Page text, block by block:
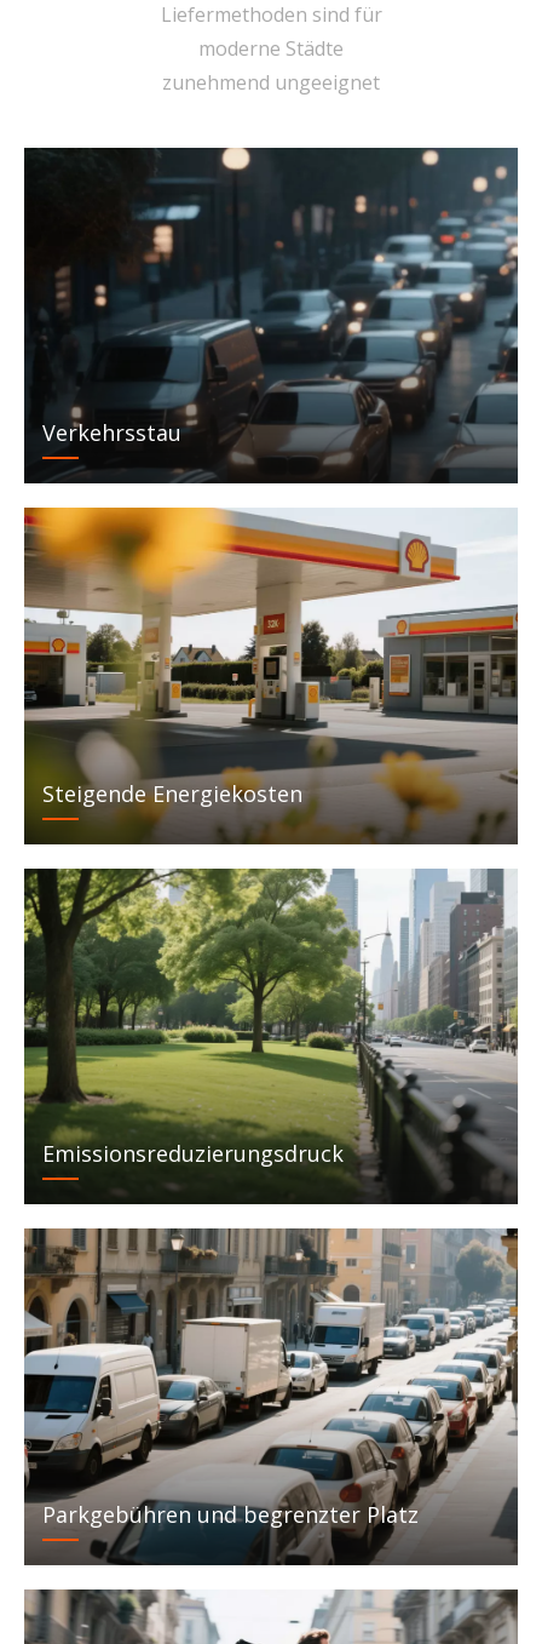
Liefermethoden sind für
moderne Städte
zunehmend ungeeignet
Verkehrsstau
Steigende Energiekosten
Emissionsreduzierungsdruck
Parkgebühren und begrenzter Platz